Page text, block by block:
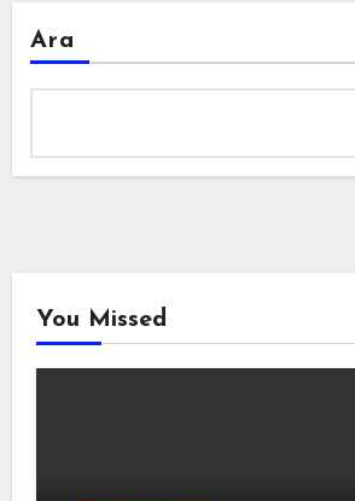
Ara
You Missed